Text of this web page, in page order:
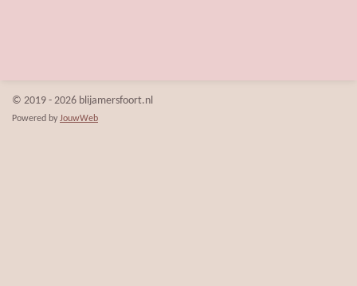
© 2019 - 2026 blijamersfoort.nl
Powered by JouwWeb